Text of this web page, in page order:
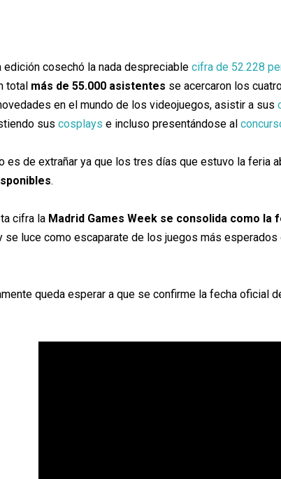
edición cosechó la nada despreciable cifra de 52.228
total más de 55.000 asistentes se acercaron los
en el mundo de los videojuegos, asistir a sus
sus cosplays e incluso presentándose al
es de extrañar ya que los tres días que estuvo la feria
.
cifra la Madrid Games Week se consolida como
se luce como escaparate de los juegos más
queda esperar a que se confirme la fecha oficial